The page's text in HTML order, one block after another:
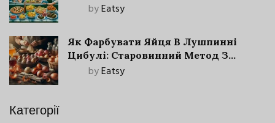
byEatsy
Як Фарбувати Яйця В Лушпинні
Цибулі: Старовинний Метод З
Сучасними Нюансами
byEatsy
Категорії